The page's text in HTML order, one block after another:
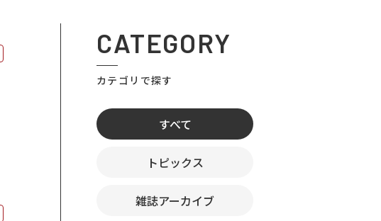
CATEGORY
カテゴリで探す
すべて
トピックス
雑誌アーカイブ